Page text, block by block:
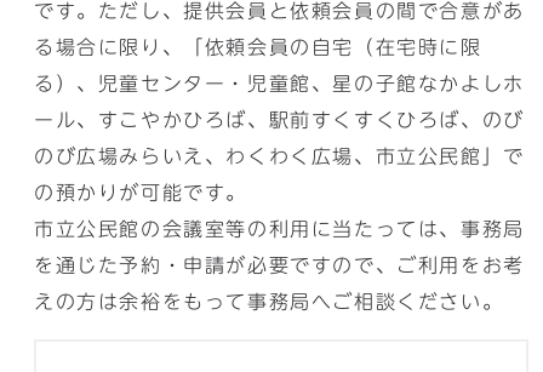
です。ただし、提供会員と依頼会員の間で合意があ
る場合に限り、「依頼会員の自宅（在宅時に限
る）、児童センター・児童館、星の子館なかよしホ
ール、すこやかひろば、駅前すくすくひろば、のび
のび広場みらいえ、わくわく広場、市立公民館」で
の預かりが可能です。
市立公民館の会議室等の利用に当たっては、事務局
を通じた予約・申請が必要ですので、ご利用をお考
えの方は余裕をもって事務局へご相談ください。